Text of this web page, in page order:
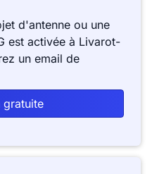
d'antenne ou une
est activée à Livarot-
un email de
gratuite